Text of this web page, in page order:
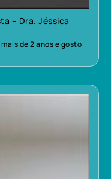
– Dra. Jéssica
de 2 anos e gosto